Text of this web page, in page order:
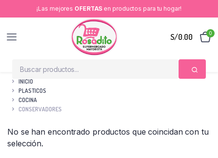
¡Las mejores OFERTAS en productos para tu hogar!
S/0.00 0
INICIO
PLASTICOS
COCINA
CONSERVADORES
No se han encontrado productos que coincidan con tu
selección.